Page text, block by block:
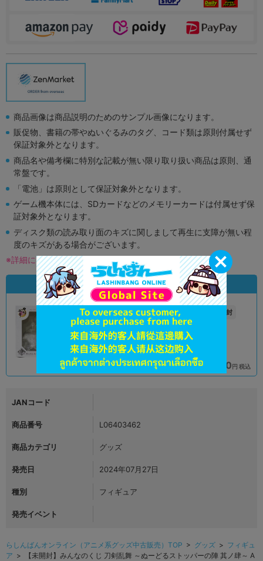
商品画像は商品説明のためのサンプル画像になります。
販促物、書籍の帯やぬいぐるみのタグ、コード類は原則付属せず
保証対象外となります。
商品名や備考欄に特別な記載が無い限り取り扱い商品は原則、通
常盤です。
「電池」は原則として保証対象外となります。
ゲーム機本体には、SDカードなどのメモリーカードは付属せず保
証対象外となります。
ディスク類の読み取り面のキズに関しまして再生に支障が無い程
度のキズがある場合がございます。
※詳細につきましてはコチラ
状態違いの同一商品
状態 : A
オンライン
品切状態 7,790円 税込
新入荷 未開封
在庫あり 7,790 円 税込
JANコード
商品番号 L06403462
商品カテゴリ グッズ
発売日 2024年07月27日
種別 フィギュア
発売イベント
らしんばんオンライン（アニメ系グッズ中古販売）TOP > グッズ > フィギュ
ア > 【未開封】みんなのくじ 刀剣乱舞 ～ぬーどるストッパーの陣 其ノ肆～ A